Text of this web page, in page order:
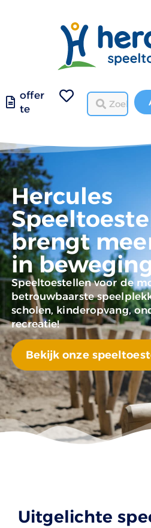
offer
te
Hercules
brengt
in
Speeltoestellen voor de
betrouwbaarste
scholen, kinderopvang,
recreatie!
Bekijk onze
Uitgelichte